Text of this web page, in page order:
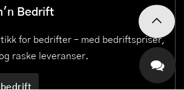
Bedrift
for bedrifter – med bedriftspriser,
raske leveranser.